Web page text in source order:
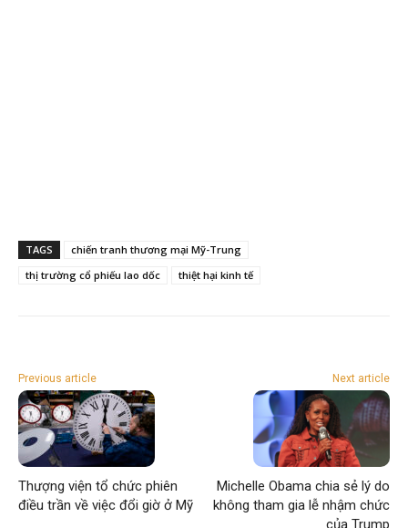
TAGS
chiến tranh thương mại Mỹ-Trung
thị trường cổ phiếu lao dốc
thiệt hại kinh tế
Previous article
Thượng viện tổ chức phiên
điều trần về việc đổi giờ ở Mỹ
Next article
Michelle Obama chia sẻ lý do
không tham gia lễ nhậm chức
của Trump